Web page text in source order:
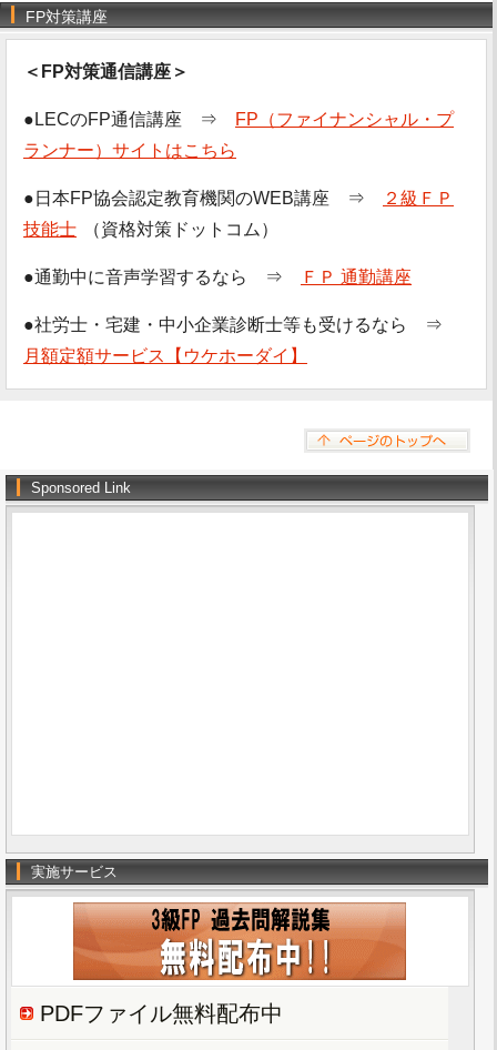
FP対策講座
＜FP対策通信講座＞
●LECのFP通信講座 ⇒
FP（ファイナンシャル・プ
ランナー）サイトはこちら
●日本FP協会認定教育機関のWEB講座 ⇒
２級ＦＰ
技能士
（資格対策ドットコム）
●通勤中に音声学習するなら ⇒ ＦＰ 通勤講座
●社労士・宅建・中小企業診断士等も受けるなら ⇒
月額定額サービス【ウケホーダイ】
Sponsored Link
実施サービス
PDFファイル無料配布中